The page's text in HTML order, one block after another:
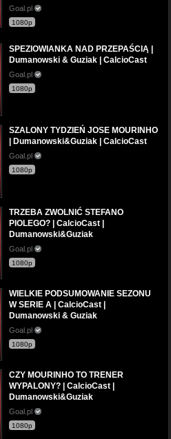
Goal.pl
1080p
SPEZIOWIANKA NAD PRZEPAŚCIĄ |
Dumanowski & Guziak | CalcioCast
Goal.pl
1080p
SZALONY TYDZIEŃ JOSE MOURINHO
| Dumanowski&Guziak | CalcioCast
Goal.pl
1080p
TRZEBA ZWOLNIĆ STEFANO
PIOLEGO? | CalcioCast |
Dumanowski&Guziak
Goal.pl
1080p
WIELKIE PODSUMOWANIE SEZONU
W SERIE A | CalcioCast |
Dumanowski & Guziak
Goal.pl
1080p
CZY MOURINHO TO TRENER
WYPALONY? | CalcioCast |
Dumanowski&Guziak
Goal.pl
1080p